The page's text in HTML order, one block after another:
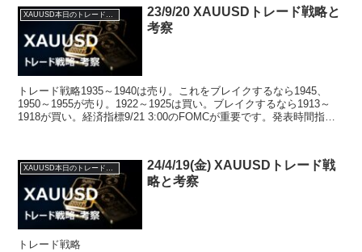
23/9/20 XAUUSDトレード戦略と
考察
トレード戦略1935～1940は売り。これをブレイクするなら1945、
1950～1955が売り。1922～1925は買い。ブレイクするなら1913～
1918が買い。経済指標9/21 3:00のFOMCが重要です。発表時間指標
24/4/19(金) XAUUSDトレード戦
略と考察
トレード戦略